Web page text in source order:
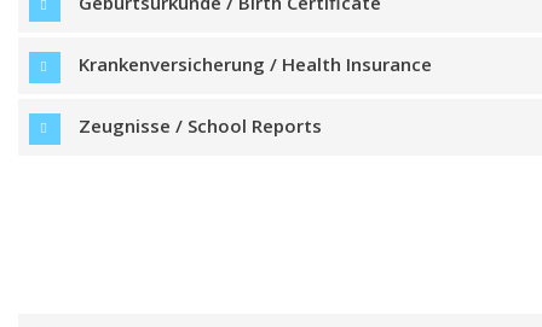
Krankenversicherung / Health Insurance
Zeugnisse / School Reports